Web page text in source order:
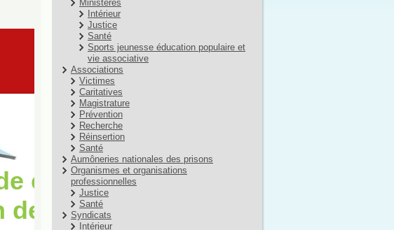
Ministères
Intérieur
Justice
Santé
Sports jeunesse éducation populaire et
vie associative
Associations
Victimes
Caritatives
Magistrature
Prévention
Recherche
Réinsertion
Santé
Aumôneries nationales des prisons
Organismes et organisations
professionnelles
Justice
Santé
Syndicats
Intérieur